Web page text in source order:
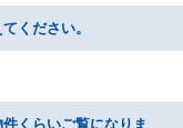
ください。
くらいご覧になりま